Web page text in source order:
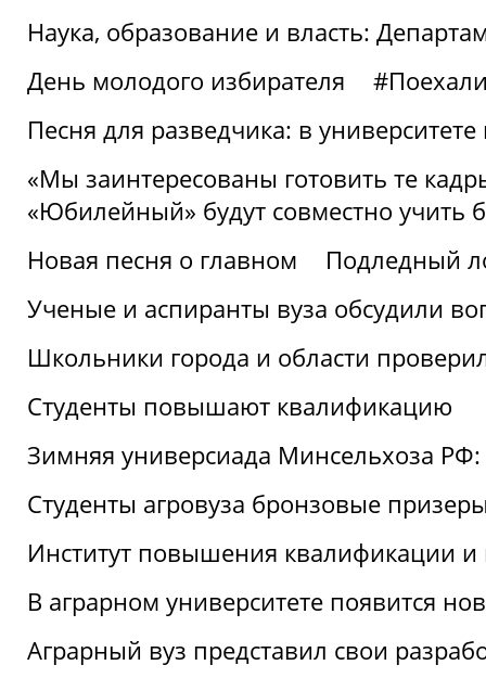
Наука, образование и власть:
День молодого избирателя
Песня для разведчика: в
«Мы заинтересованы готовить те
«Юбилейный» будут совместно учить
Новая песня о главном
Подледный
Ученые и аспиранты вуза обсудили
Школьники города и области
Студенты повышают квалификацию
Зимняя универсиада Минсельхоза
Студенты агровуза бронзовые
Институт повышения квалификации и
В аграрном университете появится
Аграрный вуз представил свои